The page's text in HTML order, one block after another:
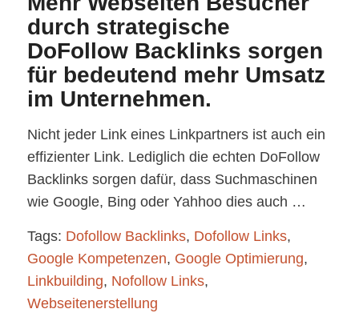
durch strategische
DoFollow Backlinks sorgen
für bedeutend mehr Umsatz
im Unternehmen.
Nicht jeder Link eines Linkpartners ist auch ein
effizienter Link. Lediglich die echten DoFollow
Backlinks sorgen dafür, dass Suchmaschinen
wie Google, Bing oder Yahhoo dies auch …
Tags: Dofollow Backlinks, Dofollow Links,
Google Kompetenzen, Google Optimierung,
Linkbuilding, Nofollow Links,
Webseitenerstellung